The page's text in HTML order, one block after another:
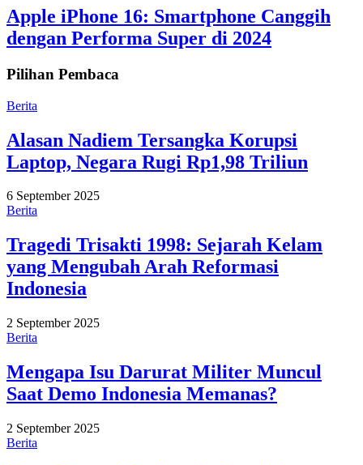
Apple iPhone 16: Smartphone Canggih
dengan Performa Super di 2024
Pilihan Pembaca
Berita
Alasan Nadiem Tersangka Korupsi
Laptop, Negara Rugi Rp1,98 Triliun
6 September 2025
Berita
Tragedi Trisakti 1998: Sejarah Kelam
yang Mengubah Arah Reformasi
Indonesia
2 September 2025
Berita
Mengapa Isu Darurat Militer Muncul
Saat Demo Indonesia Memanas?
2 September 2025
Berita